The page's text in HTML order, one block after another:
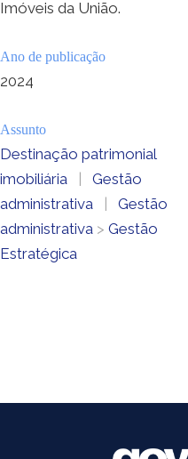
Imóveis da União.
Ano de publicação
2024
Assunto
Destinação patrimonial
imobiliária
|
Gestão
administrativa
|
Gestão
administrativa > Gestão
Estratégica